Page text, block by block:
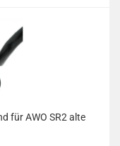
für AWO SR2 alte